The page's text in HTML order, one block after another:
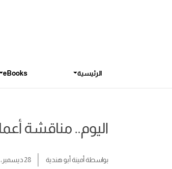
الرئيسية eBooks
اليوم.. مناقشة
بواسطةأمينة أبو هندية 28 ديسمبر، 2021